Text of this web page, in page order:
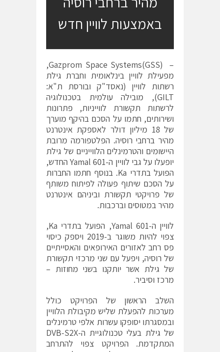
באמצעות לוויין חדש
– Gazprom Space Systems(GSS),
מפעילת לוויין בינלאומית וחברת גילת
רשתות לוויין (נאסד"ק ובורסת ת"א:
GILT), מובילה עולמית בטכנולוגיה
לרשתות תקשורת לווייניות, פתרונות
ושירותים, חתמו על הסכם בהיקף מוערך
של 18 מיליון דולר לאספקת אינטרנט
מהיר ברחבי רוסיה. הפלטפורמה מרובת
היישומים והטרמינלים הלווייניים של גילת
יופעלו על גבי לוויין ה-Yamal 601 החדש,
הפועל בתדרי Ka. בנוסף חתמו החברות
על הסכם שיתוף פעולה לפיתוח משותף
של פרויקטי תקשורת וביניהם אינטרנט
מהיר במטוסים וברכבות.
לוויין ה-Yamal 601, הפועל בתדרי Ka,
צפוי להיות משוגר ב-2019 ויספק כיסוי
פס רחב לאזורים האירופאים והאסייתיים
של רוסיה, ויפעל עם שני מרכזי תקשורת
של גילת אשר יותקנו בשני מחוזות –
מרכז וסיביר.
השלב הראשון של הפרויקט כולל
מערכות להפעלת שליש מקיבולת הלוויין
ובמסגרתו יסופקו עשרות אלפי טרמינלים
של גילת בעלי טכנולוגיית ה-DVB-S2X
המתקדמת. הפרויקט צפוי להתרחב